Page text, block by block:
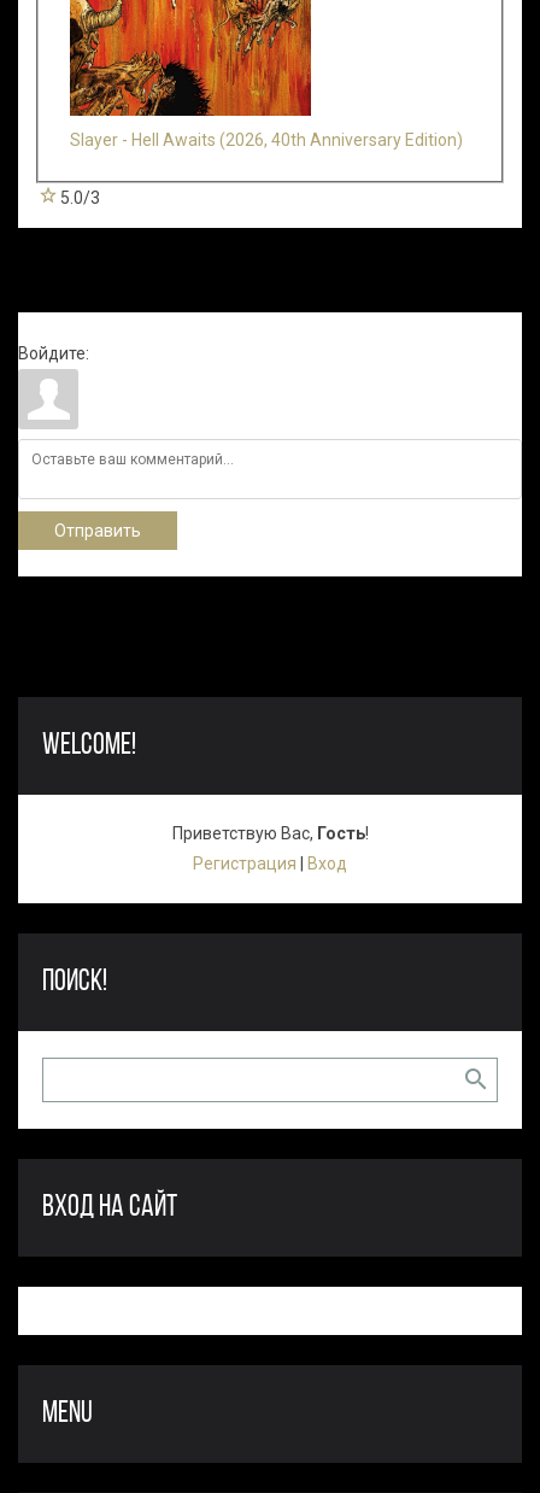
Slayer - Hell Awaits (2026, 40th Anniversary Edition)
5.0/3
Войдите:
Отправить
WELCOME!
Приветствую Вас, Гость!
Регистрация
Вход
ПОИСК!
ВХОД НА САЙТ
MENU